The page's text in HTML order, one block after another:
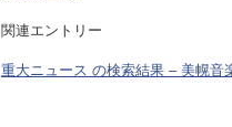
関連エントリー
重大ニュース の検索結果 – 美幌音